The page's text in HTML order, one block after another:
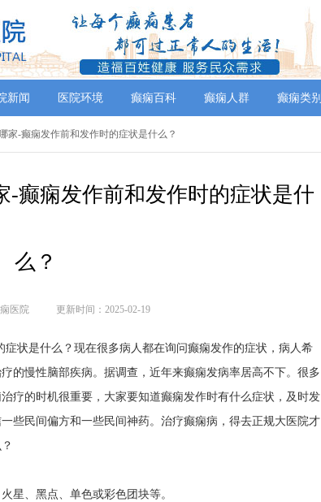
新闻 医院环境 癫痫百科 癫痫人群 癫痫类别
家-癫痫发作前和发作时的症状是什么？
-癫痫发作前和发作时的症状是什
么？
医院 更新时间：2025-02-19
状是什么？现在很多病人都在询问癫痫发作的症状，病人希
的慢性脑部疾病。据调查，近年来癫痫发病率居高不下。很多
疗的时机很重要，大家要知道癫痫发作时有什么症状，及时发
些民间偏方和一些民间神药。治疗癫痫病，得去正规大医院才
星、黑点、单色或彩色团块等。